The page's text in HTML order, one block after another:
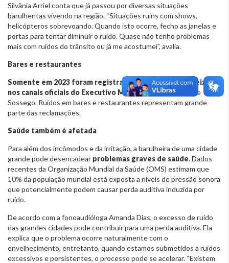
Silvânia Arriel conta que já passou por diversas situações
barulhentas vivendo na região. “Situações ruins com shows,
helicópteros sobrevoando. Quando isto ocorre, fecho as janelas e
portas para tentar diminuir o ruído. Quase não tenho problemas
mais com ruídos do trânsito ou já me acostumei”, avalia.
Bares e restaurantes
Somente em 2023 foram registradas mais de 13 mil queixas
nos canais oficiais do Executivo Municipal , como o Disque
Sossego. Ruídos em bares e restaurantes representam grande
parte das reclamações.
Saúde também é afetada
Para além dos incômodos e da irritação, a barulheira de uma cidade
grande pode desencadear problemas graves de saúde. Dados
recentes da Organização Mundial da Saúde (OMS) estimam que
10% da população mundial está exposta a níveis de pressão sonora
que potencialmente podem causar perda auditiva induzida por
ruído.
De acordo com a fonoaudióloga Amanda Dias, o excesso de ruído
das grandes cidades pode contribuir para uma perda auditiva. Ela
explica que o problema ocorre naturalmente com o
envelhecimento, entretanto, quando estamos submetidos a ruídos
excessivos e persistentes, o processo pode se acelerar. “Existem